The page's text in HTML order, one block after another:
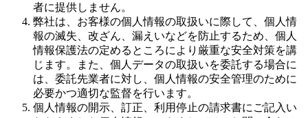
者に提供しません。
弊社は、お客様の個人情報の取扱いに際して、個人情
報の滅失、改ざん、漏えいなどを防止するため、個人
情報保護法の定めるところにより厳重な安全対策を講
じます。また、個人データの取扱いを委託する場合に
は、委託先業者に対し、個人情報の安全管理のために
必要かつ適切な監督を行います。
個人情報の開示、訂正、利用停止の請求書にご記入い